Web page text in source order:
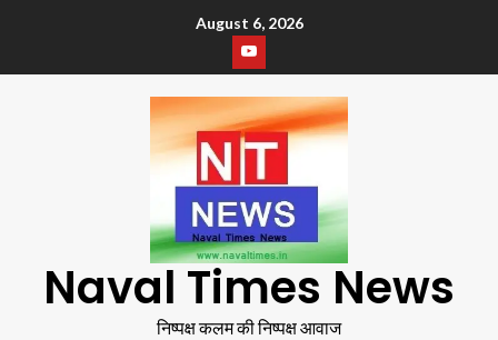
August 6, 2026
Naval Times News
निष्पक्ष कलम की निष्पक्ष आवाज